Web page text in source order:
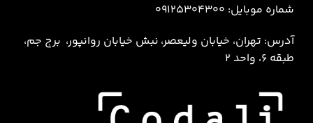
شماره موبایل: 09125304300
آدرس: تهران، خیابان ولیعصر، نبش خيابان روانپور، برج جم،
طبقه 6، واحد 2